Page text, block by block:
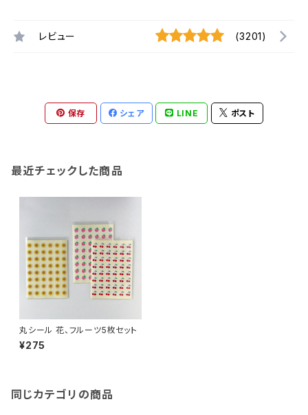
レビュー (3201)
保存 シェア LINE ポスト
最近チェックした商品
丸シール 花、フルーツ5枚セット
¥275
同じカテゴリの商品